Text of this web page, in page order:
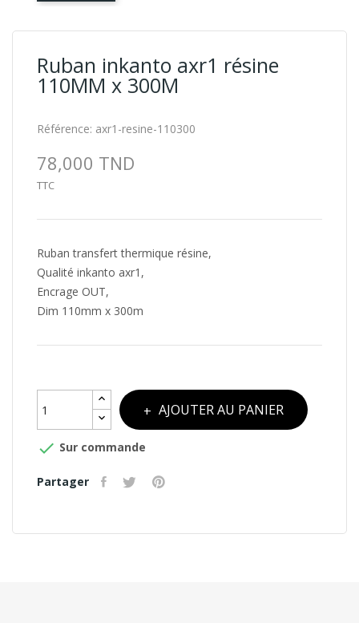
Ruban inkanto axr1 résine
110MM x 300M
Référence: axr1-resine-110300
78,000 TND
TTC
Ruban transfert thermique résine,
Qualité inkanto axr1,
Encrage OUT,
Dim 110mm x 300m
AJOUTER AU PANIER
 Sur commande
Partager